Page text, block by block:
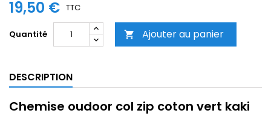
19,50 € TTC
Quantité  Ajouter au panier
DESCRIPTION
Chemise oudoor col zip coton vert kaki